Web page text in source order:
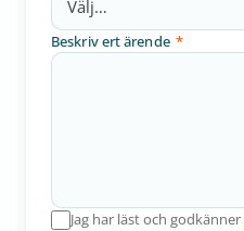
Beskriv ert ärende *
Jag har läst och godkänner